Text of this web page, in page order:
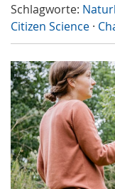
Schlagworte:
Citizen Science ·